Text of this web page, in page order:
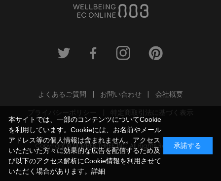
よくあるご質問 お問い合わせ
会社概要
プライバシーポリシー
特定商取引法に基づく表示
Copyright © NUMBER THREE, INC. All Rights Reserved.
本サイトでは、一部のコンテンツについてCookie
を利用しています。Cookieには、お名前やメール
アドレス等の個人情報は含まれません。アクセス
いただいた方々に効果的な広告を配信するため及
び以下のアクセス解析にCookie情報を利用させて
いただく場合があります。 詳細
承諾する